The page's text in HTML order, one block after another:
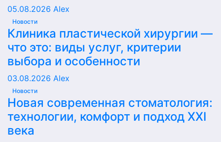
05.08.2026 Alex
Новости
Клиника пластической хирургии —
что это: виды услуг, критерии
выбора и особенности
03.08.2026 Alex
Новости
Новая современная стоматология:
технологии, комфорт и подход XXI
века